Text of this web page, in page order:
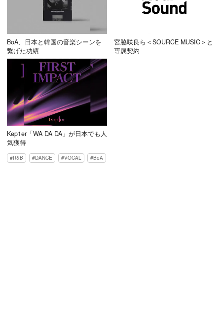
BoA、日本と韓国の音楽シーンを
繋げた功績
宮脇咲良ら＜SOURCE MUSIC＞と
専属契約
Kep1er「WA DA DA」が日本でも人
気獲得
R&B DANCE VOCAL BoA